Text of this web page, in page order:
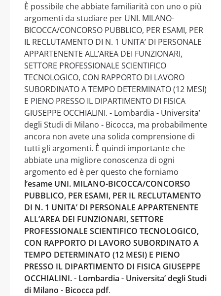
È possibile che abbiate familiarità con uno o più
argomenti da studiare per UNI. MILANO-
BICOCCA/CONCORSO PUBBLICO, PER ESAMI, PER
IL RECLUTAMENTO DI N. 1 UNITA’ DI PERSONALE
APPARTENENTE ALL’AREA DEI FUNZIONARI,
SETTORE PROFESSIONALE SCIENTIFICO
TECNOLOGICO, CON RAPPORTO DI LAVORO
SUBORDINATO A TEMPO DETERMINATO (12 MESI)
E PIENO PRESSO IL DIPARTIMENTO DI FISICA
GIUSEPPE OCCHIALINI. - Lombardia - Universita’
degli Studi di Milano - Bicocca, ma probabilmente
ancora non avete una solida comprensione di
tutti gli argomenti. È quindi importante che
abbiate una migliore conoscenza di ogni
argomento ed è per questo che forniamo
l’esame UNI. MILANO-BICOCCA/CONCORSO
PUBBLICO, PER ESAMI, PER IL RECLUTAMENTO
DI N. 1 UNITA’ DI PERSONALE APPARTENENTE
ALL’AREA DEI FUNZIONARI, SETTORE
PROFESSIONALE SCIENTIFICO TECNOLOGICO,
CON RAPPORTO DI LAVORO SUBORDINATO A
TEMPO DETERMINATO (12 MESI) E PIENO
PRESSO IL DIPARTIMENTO DI FISICA GIUSEPPE
OCCHIALINI. - Lombardia - Universita’ degli Studi
di Milano - Bicocca pdf.